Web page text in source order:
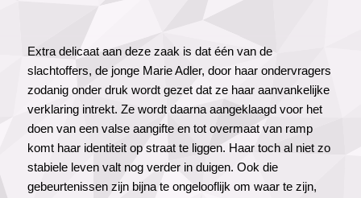
Extra delicaat aan deze zaak is dat één van de
slachtoffers, de jonge Marie Adler, door haar ondervragers
zodanig onder druk wordt gezet dat ze haar aanvankelijke
verklaring intrekt. Ze wordt daarna aangeklaagd voor het
doen van een valse aangifte en tot overmaat van ramp
komt haar identiteit op straat te liggen. Haar toch al niet zo
stabiele leven valt nog verder in duigen. Ook die
gebeurtenissen zijn bijna te ongelooflijk om waar te zijn,